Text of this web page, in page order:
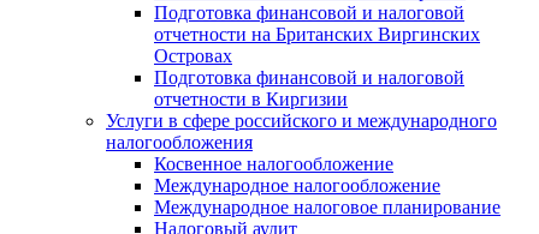
Подготовка финансовой и налоговой
отчетности на Британских Виргинских
Островах
Подготовка финансовой и налоговой
отчетности в Киргизии
Услуги в сфере российского и международного
налогообложения
Косвенное налогообложение
Международное налогообложение
Международное налоговое планирование
Налоговый аудит